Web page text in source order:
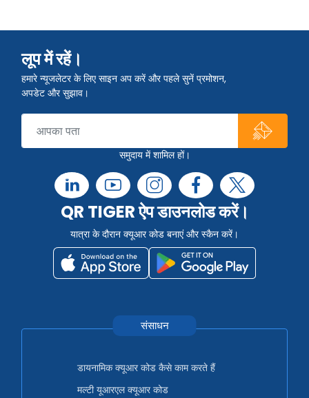
लूप में रहें।
हमारे न्यूजलेटर के लिए साइन अप करें और पहले सुनें प्रमोशन,
अपडेट और सुझाव।
समुदाय में शामिल हों।
QR TIGER ऐप डाउनलोड करें।
यात्रा के दौरान क्यूआर कोड बनाएं और स्कैन करें।
संसाधन
डायनामिक क्यूआर कोड कैसे काम करते हैं
मल्टी यूआरएल क्यूआर कोड